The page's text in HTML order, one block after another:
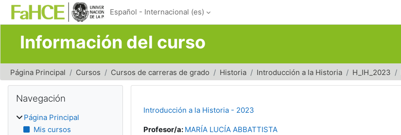
Salta al contenido principal
Español - Internacional ‎(es)‎
Información del curso
Página Principal Cursos Cursos de carreras de grado Historia Introducción a la Historia H_IH_2023
Introducción a la Historia - 2023
Profesor/a: MARÍA LUCÍA ABBATTISTA
Bloques
Navegación
Página Principal
Mis cursos